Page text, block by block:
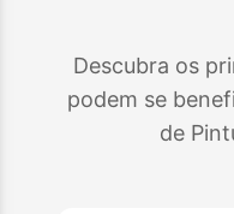
Descubra os
podem se
de